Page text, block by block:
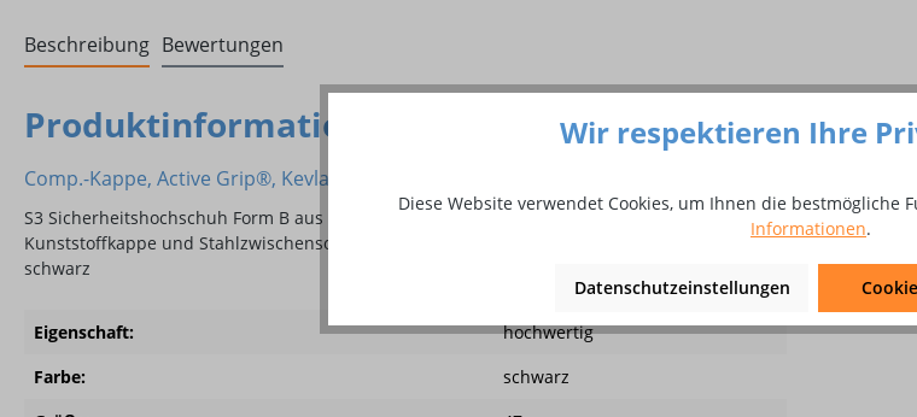
Beschreibung Bewertungen
Produktinformationen "Thurgau High, S3
Comp.-Kappe, Active Grip®, Kevlar®-Nähte
S3 Sicherheitshochschuh Form B aus robustem Rindleder mit spezieller 2-Schichten PU-Laufsohle und
Kunststoffkappe und Stahlzwischensohle, Kevlar®-Nähte: Material: Rindleder, atmungsaktives Futter Sohle:
schwarz
Eigenschaft:
hochwertig
Farbe:
schwarz
Wir respektieren Ihre
Diese Website verwendet Cookies, um Ihnen die bestmögliche
Informationen.
Datenschutzeinstellungen